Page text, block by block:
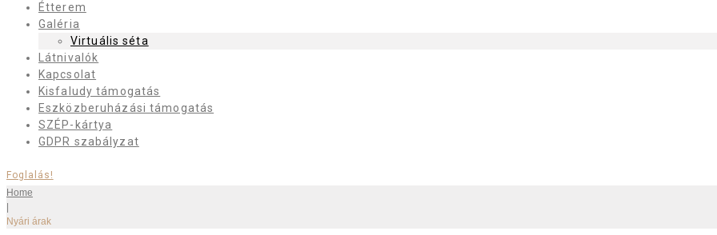
Étterem
Galéria
Virtuális séta
Látnivalók
Kapcsolat
Kisfaludy támogatás
Eszközberuházási támogatás
SZÉP-kártya
GDPR szabályzat
Foglalás!
Home
Nyári árak